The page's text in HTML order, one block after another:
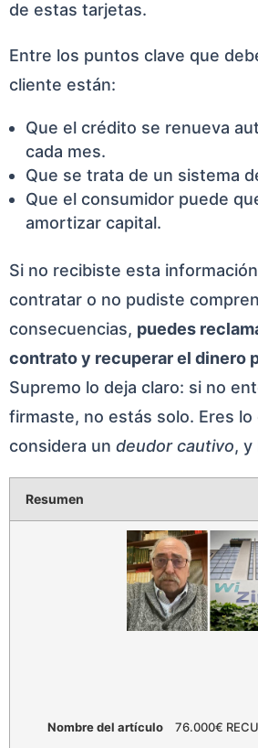
de estas tarjetas.
Entre los puntos clave que
cliente están:
Que el crédito se renueva
cada mes.
Que se trata de un sistema
Que el consumidor puede
amortizar capital.
Si no recibiste esta
contratar o no pudiste
consecuencias, puedes
contrato y recuperar el dinero
Supremo lo deja claro: si no
firmaste, no estás solo. Eres
considera un deudor cautivo, y
Resumen
Nombre del artículo
76.000€